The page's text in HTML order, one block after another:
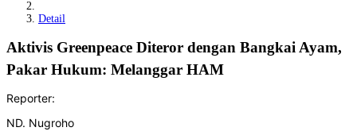
Detail
Aktivis Greenpeace Diteror dengan Bangkai Ayam,
Pakar Hukum: Melanggar HAM
Reporter:
ND. Nugroho